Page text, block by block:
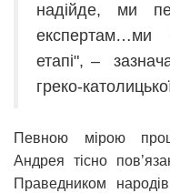
надійде, ми
етапі", –
греко-
Певною мірою
Андрея тісно
Праведником